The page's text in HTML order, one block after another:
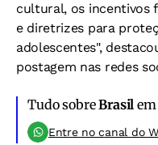
cultural, os incentivos
e diretrizes para
adolescentes",
postagem nas redes
Tudo sobreBrasil
Entre no canal do